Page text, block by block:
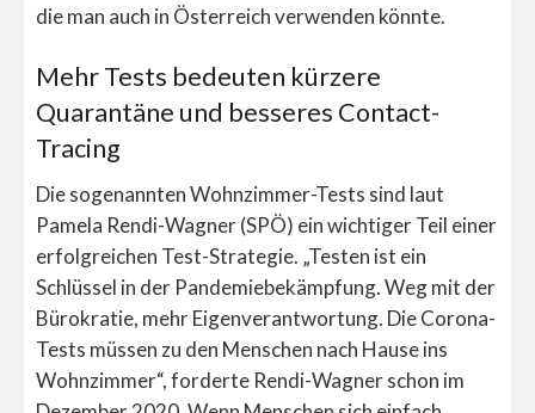
die man auch in Österreich verwenden könnte.
Mehr Tests bedeuten kürzere
Quarantäne und besseres Contact-
Tracing
Die sogenannten Wohnzimmer-Tests sind laut
Pamela Rendi-Wagner (SPÖ) ein wichtiger Teil einer
erfolgreichen Test-Strategie. „Testen ist ein
Schlüssel in der Pandemiebekämpfung. Weg mit der
Bürokratie, mehr Eigenverantwortung. Die Corona-
Tests müssen zu den Menschen nach Hause ins
Wohnzimmer“, forderte Rendi-Wagner schon im